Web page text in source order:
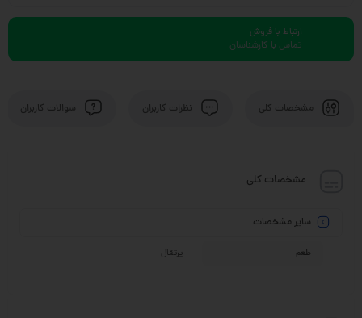
ارتباط با فروش
تماس با کارشناسان
مشخصات کلی نظرات کاربران سوالات کاربران
مشخصات کلی
سایر مشخصات
طعم پرتقال